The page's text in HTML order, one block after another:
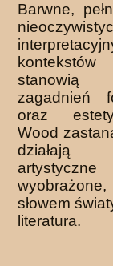
Barwne,
zagadnień
oraz
Wood
działają
słowem
literatura.